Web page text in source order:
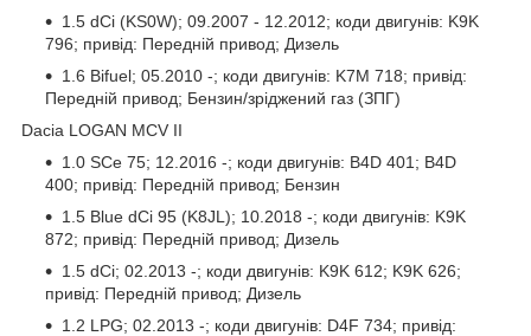
1.5 dCi (KS0W); 09.2007 - 12.2012; коди двигунів: K9K
796; привід: Передній привод; Дизель
1.6 Bifuel; 05.2010 -; коди двигунів: K7M 718; привід:
Передній привод; Бензин/зріджений газ (ЗПГ)
Dacia LOGAN MCV II
1.0 SCe 75; 12.2016 -; коди двигунів: B4D 401; B4D
400; привід: Передній привод; Бензин
1.5 Blue dCi 95 (K8JL); 10.2018 -; коди двигунів: K9K
872; привід: Передній привод; Дизель
1.5 dCi; 02.2013 -; коди двигунів: K9K 612; K9K 626;
привід: Передній привод; Дизель
1.2 LPG; 02.2013 -; коди двигунів: D4F 734; привід: